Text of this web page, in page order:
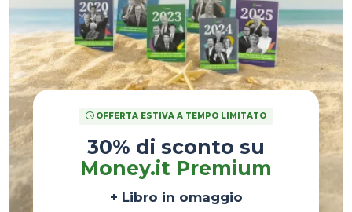
OFFERTA ESTIVA A TEMPO LIMITATO
30% di sconto su
Money.it Premium
+ Libro in omaggio